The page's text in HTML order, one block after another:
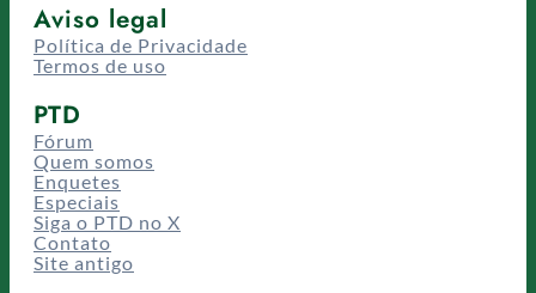
Aviso legal
Política de Privacidade
Termos de uso
PTD
Fórum
Quem somos
Enquetes
Especiais
Siga o PTD no X
Contato
Site antigo